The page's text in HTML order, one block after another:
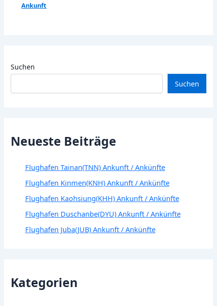
Ankunft
Suchen
Suchen
Neueste Beiträge
Flughafen Tainan(TNN) Ankunft / Ankünfte
Flughafen Kinmen(KNH) Ankunft / Ankünfte
Flughafen Kaohsiung(KHH) Ankunft / Ankünfte
Flughafen Duschanbe(DYU) Ankunft / Ankünfte
Flughafen Juba(JUB) Ankunft / Ankünfte
Kategorien